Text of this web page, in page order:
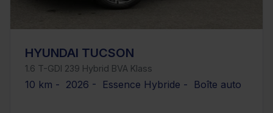
HYUNDAI TUCSON
1.6 T-GDI 239 Hybrid BVA Klass
10 km - 2026 - Essence Hybride - Boîte auto